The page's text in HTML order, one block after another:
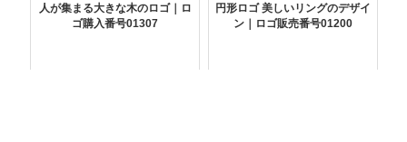
人が集まる大きな木のロゴ｜ロ
ゴ購入番号01307
円形ロゴ 美しいリングのデザイ
ン｜ロゴ販売番号01200